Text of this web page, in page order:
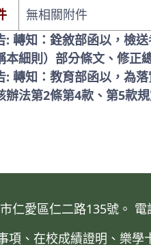
無相關附件
: 轉知：銓敘部函以，檢
本細則）部分條文、修
: 轉知：教育部函以，為
辦法第2條第4款、第5款
仁愛區仁二路135號。
、在校成績證明、樂